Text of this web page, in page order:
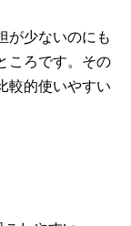
が少ないのにも
ころです。その
較的使いやすい